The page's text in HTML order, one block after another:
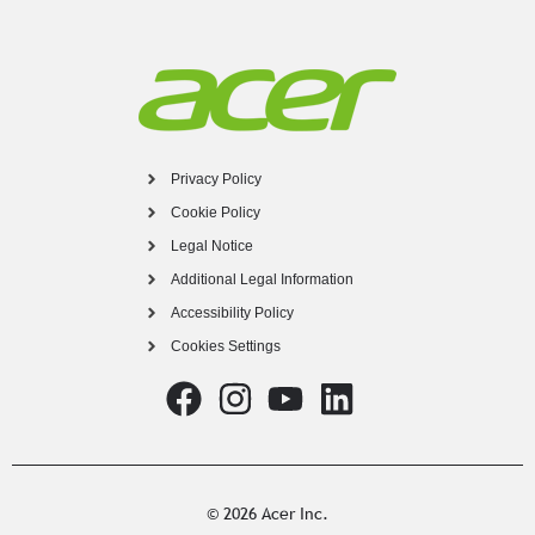
Privacy Policy
Cookie Policy
Legal Notice
Additional Legal Information
Accessibility Policy
Cookies Settings
© 2026 Acer Inc.